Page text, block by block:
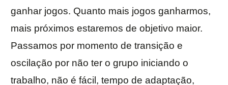
ganhar jogos. Quanto mais jogos ganharmos,
mais próximos estaremos de objetivo maior.
Passamos por momento de transição e
oscilação por não ter o grupo iniciando o
trabalho, não é fácil, tempo de adaptação,